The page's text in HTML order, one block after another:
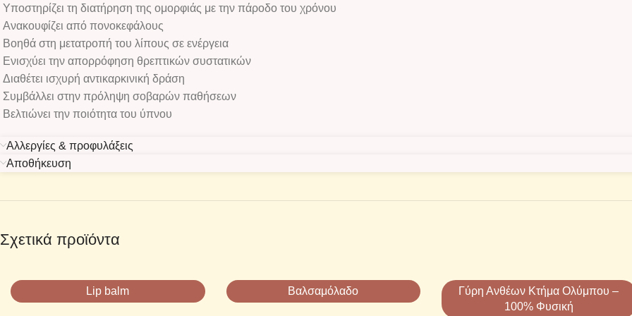
Υποστηρίζει τη διατήρηση της ομορφιάς με την πάροδο του χρόνου
Ανακουφίζει από πονοκεφάλους
Βοηθά στη μετατροπή του λίπους σε ενέργεια
Ενισχύει την απορρόφηση θρεπτικών συστατικών
Διαθέτει ισχυρή αντικαρκινική δράση
Συμβάλλει στην πρόληψη σοβαρών παθήσεων
Βελτιώνει την ποιότητα του ύπνου
Αλλεργίες & προφυλάξεις
Αποθήκευση
Σχετικά προϊόντα
Lip balm Βαλσαμόλαδο
Γύρη Ανθέων Κτήμα Ολύμπου –
100% Φυσική